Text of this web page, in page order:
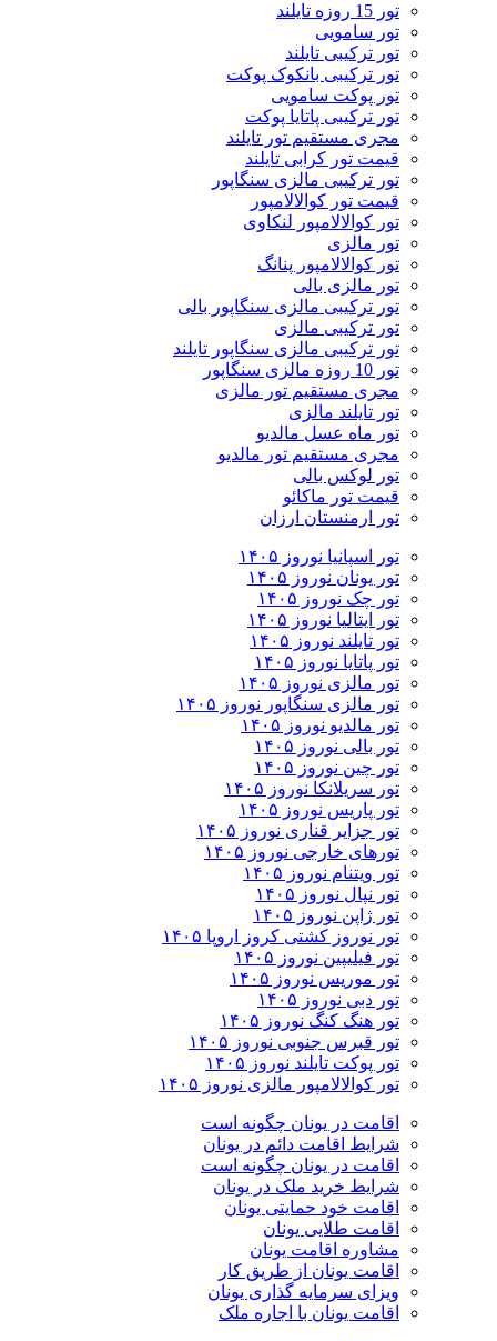
تور 15 روزه تایلند
تور سامویی
تور ترکیبی تایلند
تور ترکیبی بانکوک پوکت
تور پوکت سامویی
تور ترکیبی پاتایا پوکت
مجری مستقیم تور تایلند
قیمت تور کرابی تایلند
تور ترکیبی مالزی سنگاپور
قیمت تور کوالالامپور
تور کوالالامپور لنکاوی
تور مالزی
تور کوالالامپور پنانگ
تور مالزی بالی
تور ترکیبی مالزی سنگاپور بالی
تور ترکیبی مالزی
تور ترکیبی مالزی سنگاپور تایلند
تور 10 روزه مالزی سنگاپور
مجری مستقیم تور مالزی
تور تایلند مالزی
تور ماه عسل مالدیو
مجری مستقیم تور مالدیو
تور لوکس بالی
قیمت تور ماکائو
تور ارمنستان ارزان
تور اسپانیا نوروز ۱۴۰۵
تور یونان نوروز ۱۴۰۵
تور چک نوروز ۱۴۰۵
تور ایتالیا نوروز ۱۴۰۵
تور تایلند نوروز ۱۴۰۵
تور پاتایا نوروز ۱۴۰۵
تور مالزی نوروز ۱۴۰۵
تور مالزی سنگاپور نوروز ۱۴۰۵
تور مالدیو نوروز ۱۴۰۵
تور بالی نوروز ۱۴۰۵
تور چين نوروز ۱۴۰۵
تور سریلانکا نوروز ۱۴۰۵
تور پاریس نوروز ۱۴۰۵
تور جزایر قناری نوروز ۱۴۰۵
تورهای خارجی نوروز ۱۴۰۵
تور ویتنام نوروز ۱۴۰۵
تور نپال نوروز ۱۴۰۵
تور ژاپن نوروز ۱۴۰۵
تور نوروز کشتی کروز اروپا ۱۴۰۵
تور فیلیپین نوروز ۱۴۰۵
تور موریس نوروز ۱۴۰۵
تور دبی نوروز ۱۴۰۵
تور هنگ کنگ نوروز ۱۴۰۵
تور قبرس جنوبی نوروز ۱۴۰۵
تور پوکت تایلند نوروز ۱۴۰۵
تور کوالالامپور مالزی نوروز ۱۴۰۵
اقامت در یونان چگونه است
شرایط اقامت دائم در یونان
اقامت در یونان چگونه است
شرایط خرید ملک در یونان
اقامت خود حمایتی یونان
اقامت طلایی یونان
مشاوره اقامت یونان
اقامت یونان از طریق کار
ویزای سرمایه گذاری یونان
اقامت یونان با اجاره ملک